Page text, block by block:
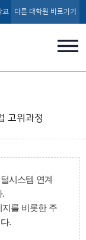
교 다른 대학원 바로가기
고위과정
시스템 연계
.
를 비롯한 주
.